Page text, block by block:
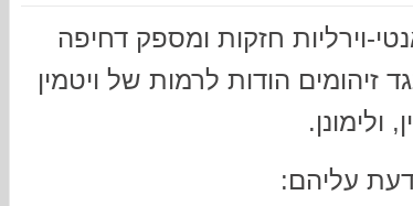
וירליות חזקות ומספק דחיפה
זיהומים הודות לרמות של ויטמין